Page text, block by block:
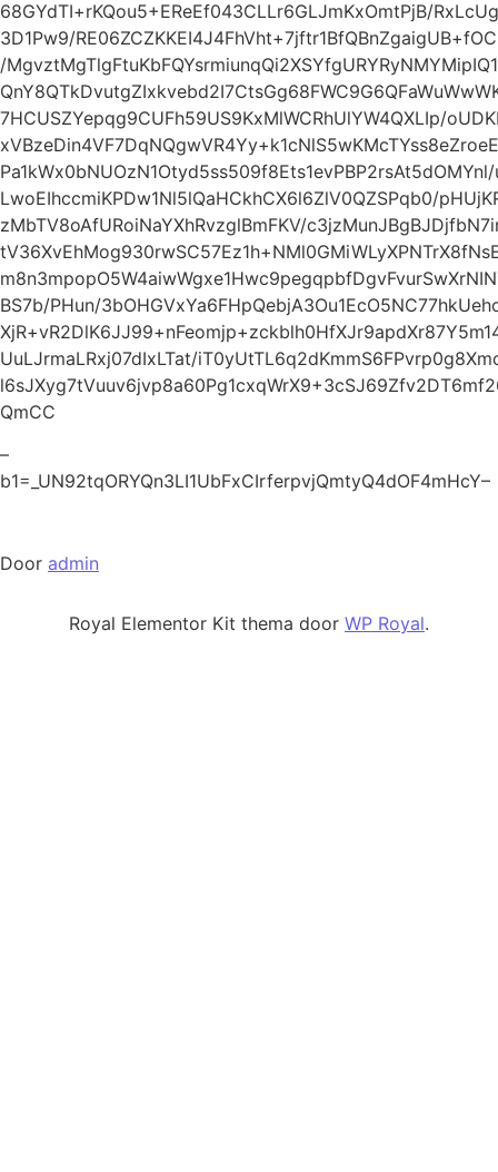
68GYdTI+rKQou5+EReEf043CLLr6GLJmKxOmtPjB/
3D1Pw9/
/
7HCUSZYepqg9CUFh59US9KxMlWCRhUlYW4QXLIp/
LwoEIhccmiKPDw1Nl5lQaHCkhCX6l6ZlV0QZSPqb0/
zMbTV8oAfURoiNaYXhRvzglBmFKV/
BS7b/PHun/
UuLJrmaLRxj07dIxLTat/
QmCC
–
b1=_UN92tqORYQn3LI1UbFxCIrferpvjQmtyQ4dOF4mHcY–
Door admin
Royal Elementor Kit thema door WP Royal.